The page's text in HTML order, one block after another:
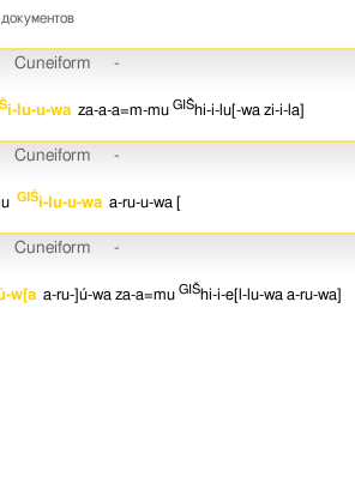
документов
Cuneiform -
i-lu-u-wa za-a-a=m-mu GIŠhi-i-lu[-wa zi-i-la]
Cuneiform -
GIŠi-lu-u-wa a-ru-u-wa
Cuneiform -
w[a a-ru-]ú-wa za-a=mu GIŠhi-i-e[l-lu-wa a-ru-wa]